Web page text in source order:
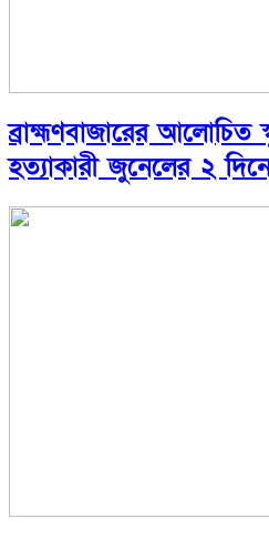
ব্রাহ্মণবাজারের আলোচিত
হত্যাকারী জুনেলের ২